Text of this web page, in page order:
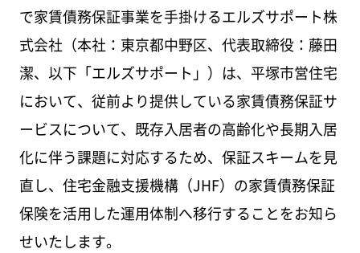
で家賃債務保証事業を手掛けるエルズサポート株
式会社（本社：東京都中野区、代表取締役：藤田
潔、以下「エルズサポート」）は、平塚市営住宅
において、従前より提供している家賃債務保証サ
ービスについて、既存入居者の高齢化や長期入居
化に伴う課題に対応するため、保証スキームを見
直し、住宅金融支援機構（JHF）の家賃債務保証
保険を活用した運用体制へ移行することをお知ら
せいたします。